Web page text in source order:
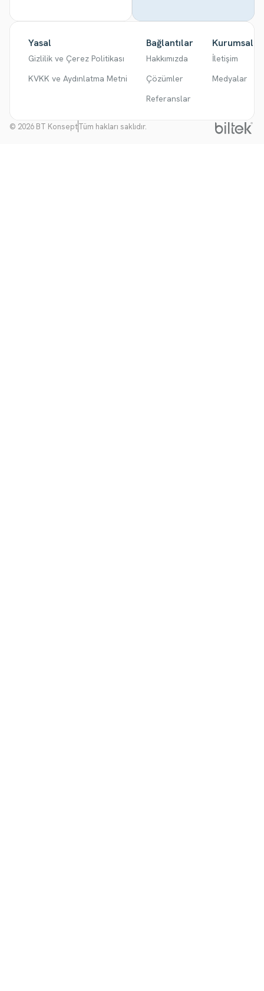
Yasal
Gizlilik ve Çerez Politikası
KVKK ve Aydınlatma Metni
Bağlantılar
Hakkımızda
Çözümler
Referanslar
Kurumsal
İletişim
Medyalar
© 2026 BT KonseptTüm hakları saklıdır.